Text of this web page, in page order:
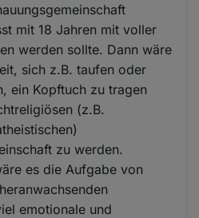
mit 18 Jahren mit voller
werden sollte. Dann wäre
sich z.B. taufen oder
ein Kopftuch zu tragen
(z.B.
zu werden.
es die Aufgabe von
emotionale und